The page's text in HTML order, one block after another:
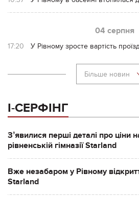
04 серпня
17:20 У Рівному зросте вартість
Більше новин
І-СЕРФІНГ
Зʼявилися перші деталі про ціни
рівненській гімназії Starland
Вже незабаром у Рівному
Starland